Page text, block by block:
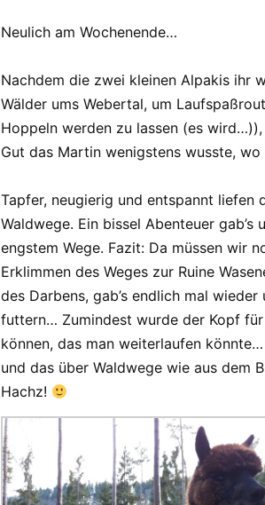
Neulich am Wochenende…
Nachdem die zwei kleinen Alpakis ihr
Wälder ums Webertal, um
Hoppeln werden zu lassen (es
Gut das Martin wenigstens wusste,
Tapfer, neugierig und entspannt
Waldwege. Ein bissel Abenteuer
engstem Wege. Fazit: Da müssen wir
Erklimmen des Weges zur Ruine
des Darbens, gab’s endlich mal
futtern… Zumindest wurde der Kopf
können, das man weiterlaufen
und das über Waldwege wie aus dem
Hachz!